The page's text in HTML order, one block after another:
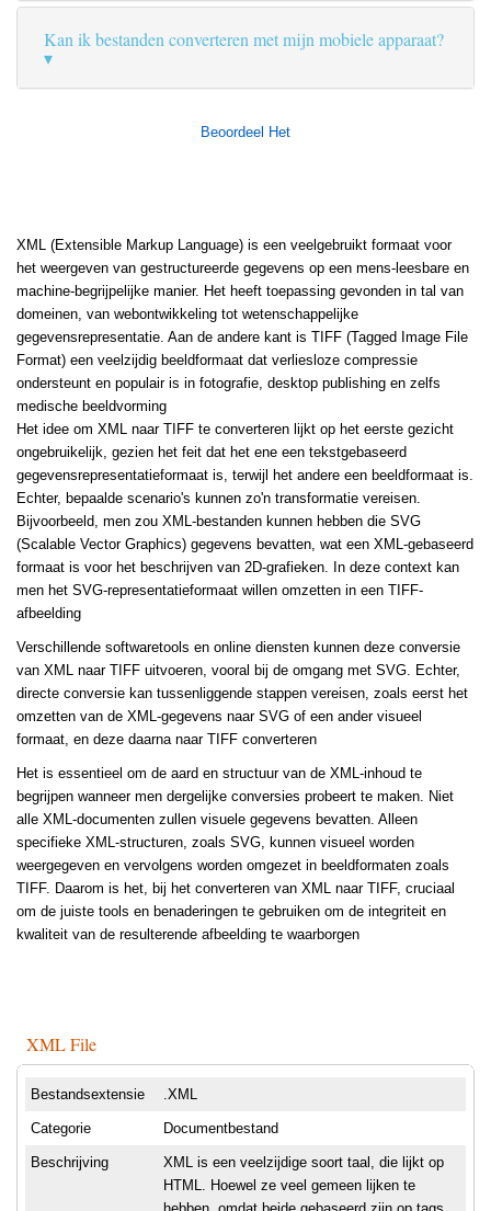
Kan ik bestanden converteren met mijn mobiele apparaat?
Beoordeel Het
XML (Extensible Markup Language) is een veelgebruikt formaat voor
het weergeven van gestructureerde gegevens op een mens-leesbare en
machine-begrijpelijke manier. Het heeft toepassing gevonden in tal van
domeinen, van webontwikkeling tot wetenschappelijke
gegevensrepresentatie. Aan de andere kant is TIFF (Tagged Image File
Format) een veelzijdig beeldformaat dat verliesloze compressie
ondersteunt en populair is in fotografie, desktop publishing en zelfs
medische beeldvorming
Het idee om XML naar TIFF te converteren lijkt op het eerste gezicht
ongebruikelijk, gezien het feit dat het ene een tekstgebaseerd
gegevensrepresentatieformaat is, terwijl het andere een beeldformaat is.
Echter, bepaalde scenario's kunnen zo'n transformatie vereisen.
Bijvoorbeeld, men zou XML-bestanden kunnen hebben die SVG
(Scalable Vector Graphics) gegevens bevatten, wat een XML-gebaseerd
formaat is voor het beschrijven van 2D-grafieken. In deze context kan
men het SVG-representatieformaat willen omzetten in een TIFF-
afbeelding
Verschillende softwaretools en online diensten kunnen deze conversie
van XML naar TIFF uitvoeren, vooral bij de omgang met SVG. Echter,
directe conversie kan tussenliggende stappen vereisen, zoals eerst het
omzetten van de XML-gegevens naar SVG of een ander visueel
formaat, en deze daarna naar TIFF converteren
Het is essentieel om de aard en structuur van de XML-inhoud te
begrijpen wanneer men dergelijke conversies probeert te maken. Niet
alle XML-documenten zullen visuele gegevens bevatten. Alleen
specifieke XML-structuren, zoals SVG, kunnen visueel worden
weergegeven en vervolgens worden omgezet in beeldformaten zoals
TIFF. Daarom is het, bij het converteren van XML naar TIFF, cruciaal
om de juiste tools en benaderingen te gebruiken om de integriteit en
kwaliteit van de resulterende afbeelding te waarborgen
XML File
Bestandsextensie .XML
Categorie Documentbestand
Beschrijving
XML is een veelzijdige soort taal, die lijkt op
HTML. Hoewel ze veel gemeen lijken te